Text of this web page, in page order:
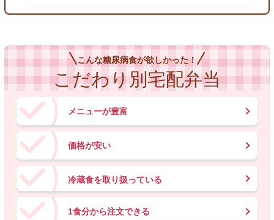
こんな糖尿病食が欲しかった！
こだわり別宅配弁当
メニューが豊富
価格が安い
冷蔵食を取り扱っている
1食分から注文できる